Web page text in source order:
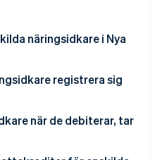
näringsidkare i Nya
registrera sig
när de debiterar, tar